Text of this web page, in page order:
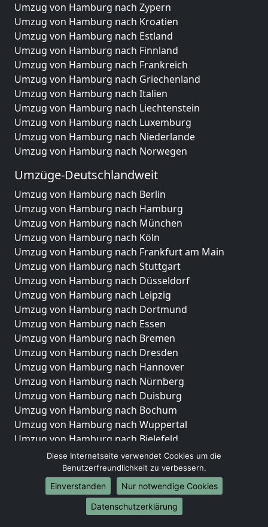
Umzug von Hamburg nach Zypern
Umzug von Hamburg nach Kroatien
Umzug von Hamburg nach Estland
Umzug von Hamburg nach Finnland
Umzug von Hamburg nach Frankreich
Umzug von Hamburg nach Griechenland
Umzug von Hamburg nach Italien
Umzug von Hamburg nach Liechtenstein
Umzug von Hamburg nach Luxemburg
Umzug von Hamburg nach Niederlande
Umzug von Hamburg nach Norwegen
Umzüge-Deutschlandweit
Umzug von Hamburg nach Berlin
Umzug von Hamburg nach Hamburg
Umzug von Hamburg nach München
Umzug von Hamburg nach Köln
Umzug von Hamburg nach Frankfurt am Main
Umzug von Hamburg nach Stuttgart
Umzug von Hamburg nach Düsseldorf
Umzug von Hamburg nach Leipzig
Umzug von Hamburg nach Dortmund
Umzug von Hamburg nach Essen
Umzug von Hamburg nach Bremen
Umzug von Hamburg nach Dresden
Umzug von Hamburg nach Hannover
Umzug von Hamburg nach Nürnberg
Umzug von Hamburg nach Duisburg
Umzug von Hamburg nach Bochum
Umzug von Hamburg nach Wuppertal
Umzug von Hamburg nach Bielefeld
Umzug von Hamburg nach Bonn
Umzug von Hamburg nach Münster
Internationale-Umzüge
Umzug von Hamburg nach Brasilien
Diese Internetseite verwendet Cookies um die
Benutzerfreundlichkeit zu verbessern.
Einverstanden
Nur notwendige Cookies
Datenschutzerklärung